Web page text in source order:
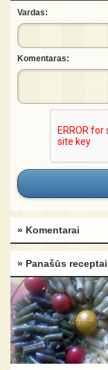
Vardas:
Komentaras:
» Komentarai
» Panašūs receptai